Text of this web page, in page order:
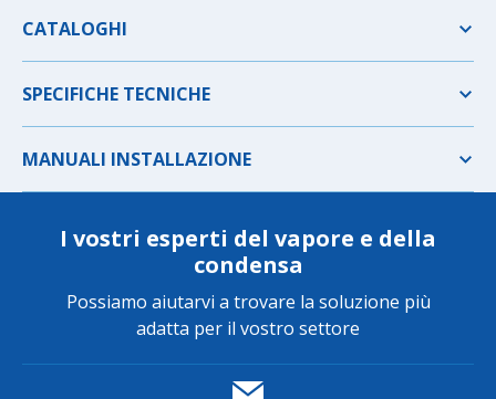
CATALOGHI
SPECIFICHE TECNICHE
MANUALI INSTALLAZIONE
I vostri esperti del vapore e della
condensa
Possiamo aiutarvi a trovare la soluzione più
adatta per il vostro settore